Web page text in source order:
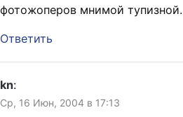
фотожоперов мнимой тупизной.
Ответить
kn:
Ср, 16 Июн, 2004 в 17:13